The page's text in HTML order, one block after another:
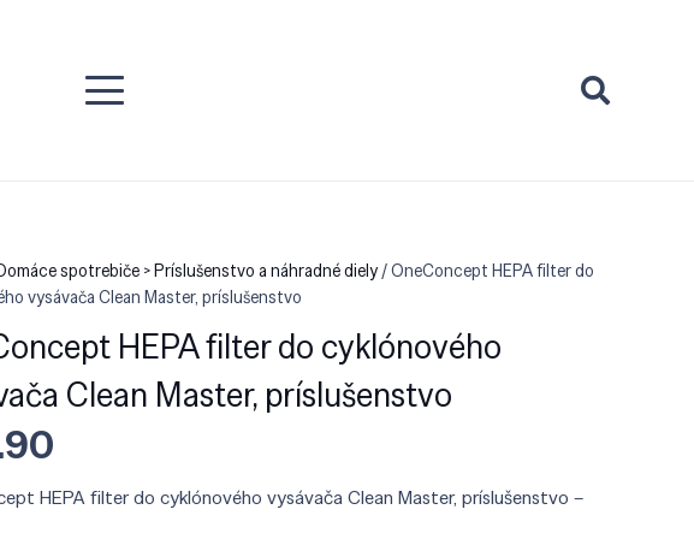
spotrebiče > Príslušenstvo a náhradné diely/ OneConcept HEPA filter do
vysávača Clean Master, príslušenstvo
HEPA filter do cyklónového
Clean Master, príslušenstvo
HEPA filter do cyklónového vysávača Clean Master, príslušenstvo –